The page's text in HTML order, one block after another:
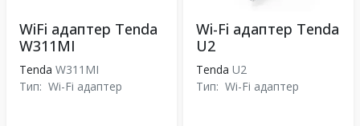
WiFi адаптер Tenda
W311MI
Tenda W311MI
Тип: Wi-Fi адаптер
Wi-Fi адаптер Tenda
U2
Tenda U2
Тип: Wi-Fi адаптер